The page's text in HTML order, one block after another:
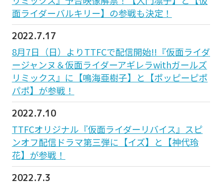
面ライダーバルキリー】の参戦も決定！
2022.7.17
8月7日（日）よりTTFCで配信開始!!『仮面ライダ
ージャンヌ＆仮面ライダーアギレラwithガールズ
リミックス』に【鳴海亜樹子】と【ポッピーピポ
パポ】が参戦！
2022.7.10
TTFCオリジナル『仮面ライダーリバイス』スピ
ンオフ配信ドラマ第三弾に【イズ】と【神代玲
花】が参戦！
2022.7.3